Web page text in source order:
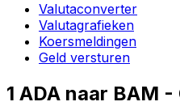
Valutaconverter
Valutagrafieken
Koersmeldingen
Geld versturen
1 ADA naar BAM